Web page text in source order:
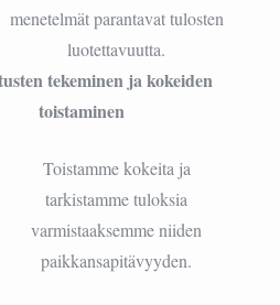
menetelmät parantavat tulosten
luotettavuutta.
tekeminen ja kokeiden
toistaminen
Toistamme kokeita ja
tarkistamme tuloksia
varmistaaksemme niiden
paikkansapitävyyden.